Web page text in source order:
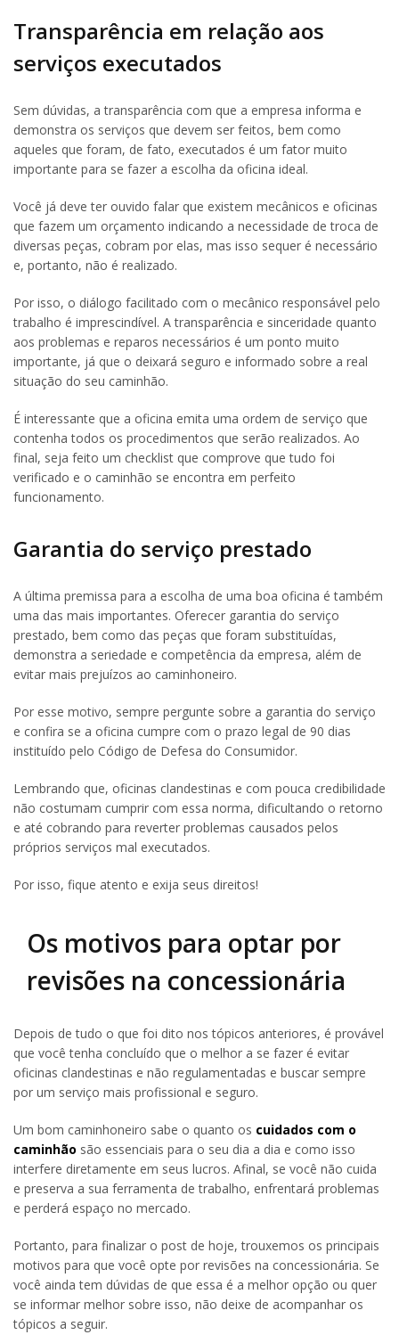
Transparência em relação aos
serviços executados
Sem dúvidas, a transparência com que a empresa informa e
demonstra os serviços que devem ser feitos, bem como
aqueles que foram, de fato, executados é um fator muito
importante para se fazer a escolha da oficina ideal.
Você já deve ter ouvido falar que existem mecânicos e oficinas
que fazem um orçamento indicando a necessidade de troca de
diversas peças, cobram por elas, mas isso sequer é necessário
e, portanto, não é realizado.
Por isso, o diálogo facilitado com o mecânico responsável pelo
trabalho é imprescindível. A transparência e sinceridade quanto
aos problemas e reparos necessários é um ponto muito
importante, já que o deixará seguro e informado sobre a real
situação do seu caminhão.
É interessante que a oficina emita uma ordem de serviço que
contenha todos os procedimentos que serão realizados. Ao
final, seja feito um checklist que comprove que tudo foi
verificado e o caminhão se encontra em perfeito
funcionamento.
Garantia do serviço prestado
A última premissa para a escolha de uma boa oficina é também
uma das mais importantes. Oferecer garantia do serviço
prestado, bem como das peças que foram substituídas,
demonstra a seriedade e competência da empresa, além de
evitar mais prejuízos ao caminhoneiro.
Por esse motivo, sempre pergunte sobre a garantia do serviço
e confira se a oficina cumpre com o prazo legal de 90 dias
instituído pelo Código de Defesa do Consumidor.
Lembrando que, oficinas clandestinas e com pouca credibilidade
não costumam cumprir com essa norma, dificultando o retorno
e até cobrando para reverter problemas causados pelos
próprios serviços mal executados.
Por isso, fique atento e exija seus direitos!
Os motivos para optar por
revisões na concessionária
Depois de tudo o que foi dito nos tópicos anteriores, é provável
que você tenha concluído que o melhor a se fazer é evitar
oficinas clandestinas e não regulamentadas e buscar sempre
por um serviço mais profissional e seguro.
Um bom caminhoneiro sabe o quanto os cuidados com o
caminhão são essenciais para o seu dia a dia e como isso
interfere diretamente em seus lucros. Afinal, se você não cuida
e preserva a sua ferramenta de trabalho, enfrentará problemas
e perderá espaço no mercado.
Portanto, para finalizar o post de hoje, trouxemos os principais
motivos para que você opte por revisões na concessionária. Se
você ainda tem dúvidas de que essa é a melhor opção ou quer
se informar melhor sobre isso, não deixe de acompanhar os
tópicos a seguir.